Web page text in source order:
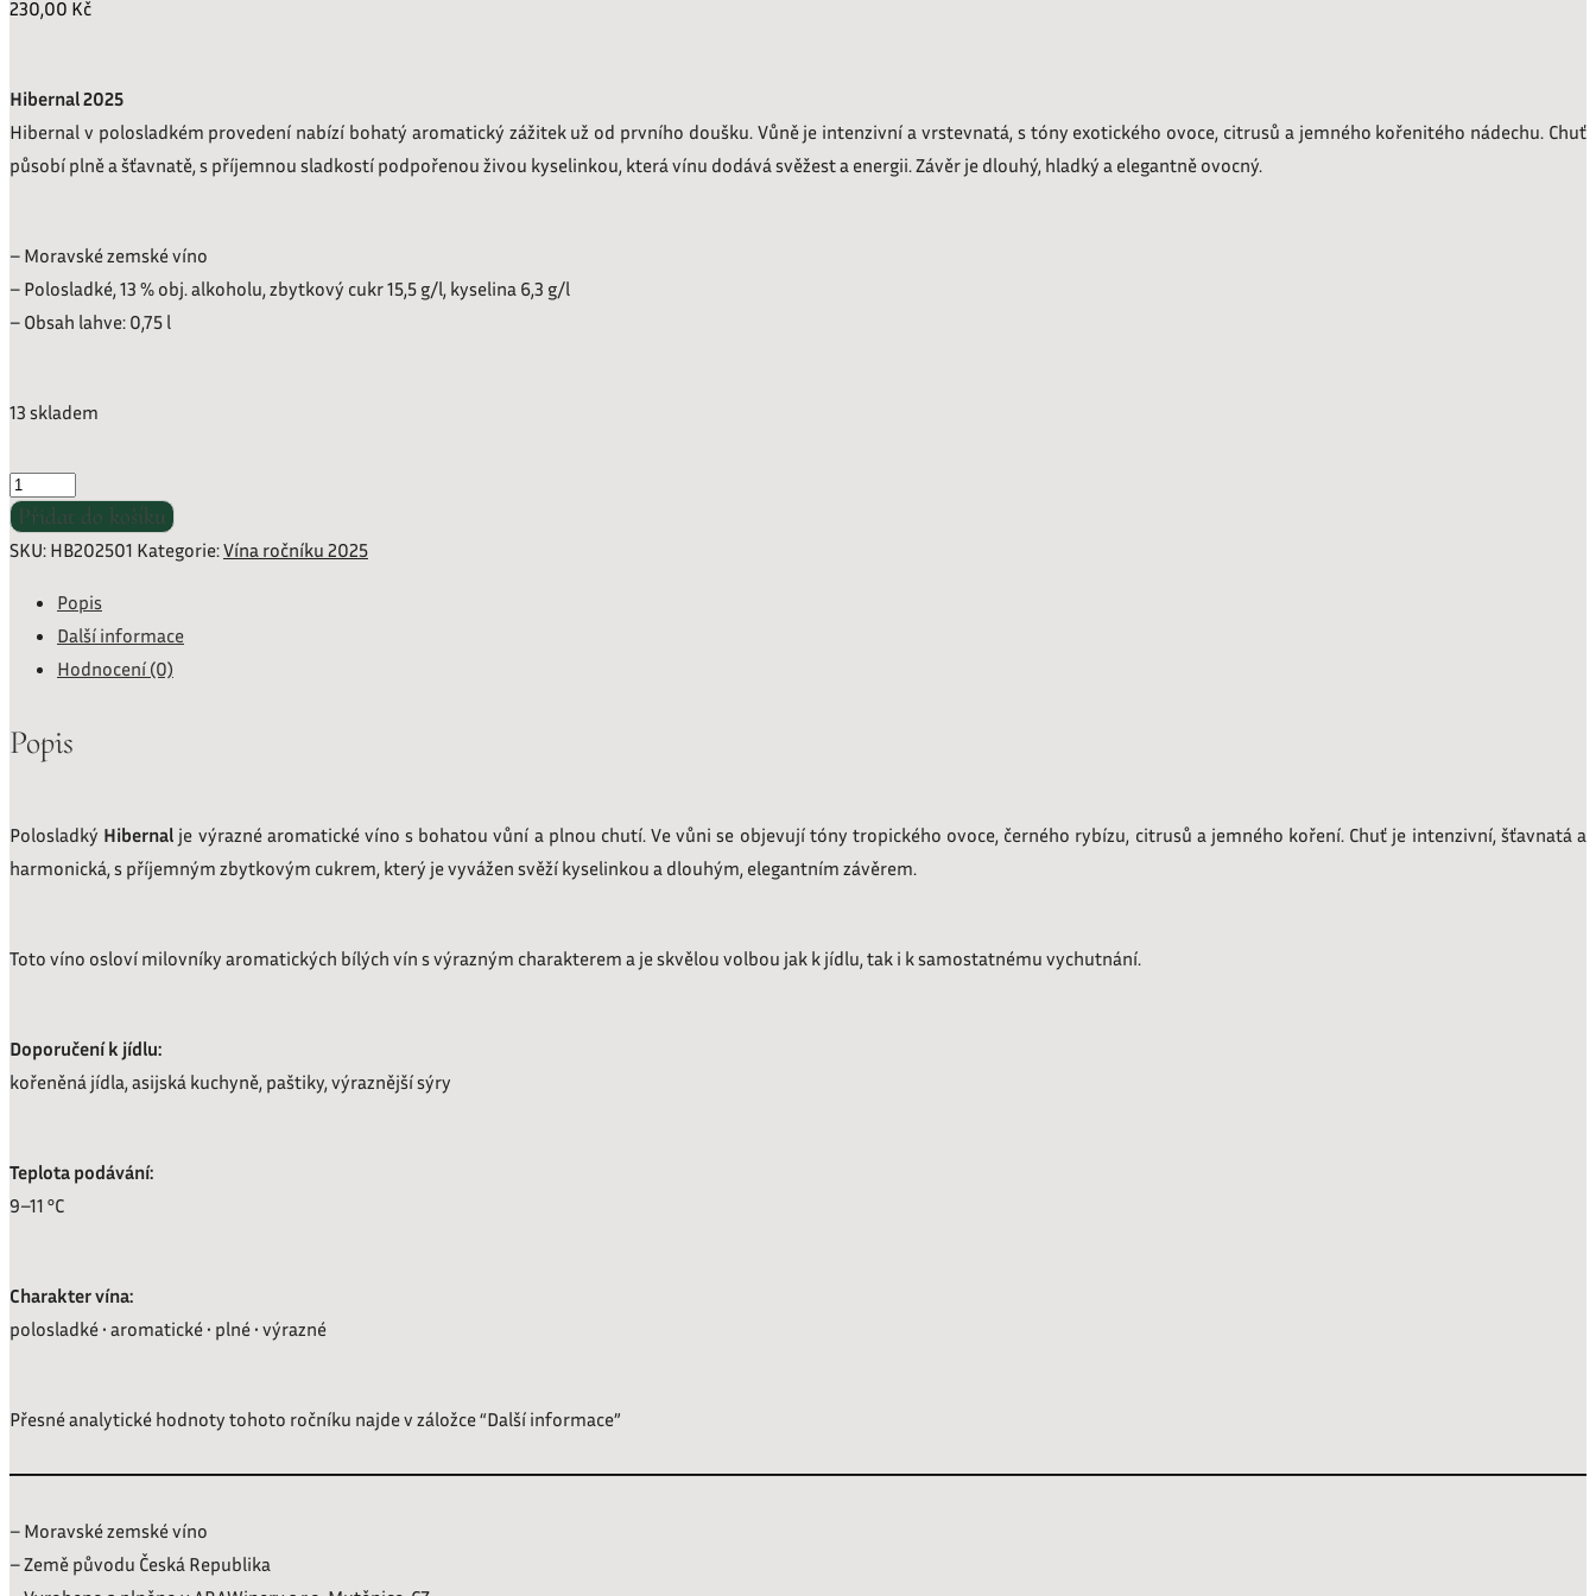
230,00 Kč
Hibernal 2025
Hibernal v polosladkém provedení nabízí bohatý aromatický zážitek už od prvního doušku. Vůně je intenzivní a vrstevnatá, s tóny exotického ovoce, citrusů a jemného kořenitého nádechu. Chuť
působí plně a šťavnatě, s příjemnou sladkostí podpořenou živou kyselinkou, která vínu dodává svěžest a energii. Závěr je dlouhý, hladký a elegantně ovocný.
– Moravské zemské víno
– Polosladké, 13 % obj. alkoholu, zbytkový cukr 15,5 g/l, kyselina 6,3 g/l
– Obsah lahve: 0,75 l
13 skladem
Hibernal
2025
-
Mutěnice
množství
Přidat do košíku
SKU: HB202501 Kategorie:Vína ročníku 2025
Popis
Další informace
Hodnocení (0)
Popis
Polosladký Hibernal je výrazné aromatické víno s bohatou vůní a plnou chutí. Ve vůni se objevují tóny tropického ovoce, černého rybízu, citrusů a jemného koření. Chuť je intenzivní, šťavnatá a
harmonická, s příjemným zbytkovým cukrem, který je vyvážen svěží kyselinkou a dlouhým, elegantním závěrem.
Toto víno osloví milovníky aromatických bílých vín s výrazným charakterem a je skvělou volbou jak k jídlu, tak i k samostatnému vychutnání.
Doporučení k jídlu:
kořeněná jídla, asijská kuchyně, paštiky, výraznější sýry
Teplota podávání:
9–11 °C
Charakter vína:
polosladké • aromatické • plné • výrazné
Přesné analytické hodnoty tohoto ročníku najde v záložce “Další informace”
– Moravské zemské víno
– Země původu Česká Republika